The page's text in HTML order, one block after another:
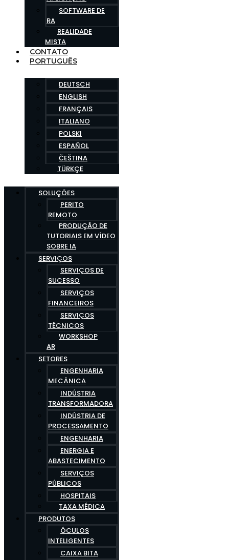
SOFTWARE DE
RA
REALIDADE
MISTA
CONTATO
PORTUGUÊS
DEUTSCH
ENGLISH
FRANÇAIS
ITALIANO
POLSKI
ESPAÑOL
ČEŠTINA
TÜRKÇE
SOLUÇÕES
PERITO
REMOTO
PRODUÇÃO DE
TUTORIAIS EM VÍDEO
SOBRE IA
SERVIÇOS
SERVIÇOS DE
SUCESSO
SERVIÇOS
FINANCEIROS
SERVIÇOS
TÉCNICOS
WORKSHOP
AR
SETORES
ENGENHARIA
MECÂNICA
INDÚSTRIA
TRANSFORMADORA
INDÚSTRIA DE
PROCESSAMENTO
ENGENHARIA
ENERGIA E
ABASTECIMENTO
SERVIÇOS
PÚBLICOS
HOSPITAIS
TAXA MÉDICA
PRODUTOS
ÓCULOS
INTELIGENTES
CAIXA BITA